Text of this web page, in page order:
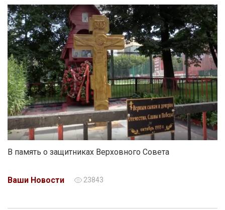
В память о защитниках Верховного Совета
Ваши Новости 23843